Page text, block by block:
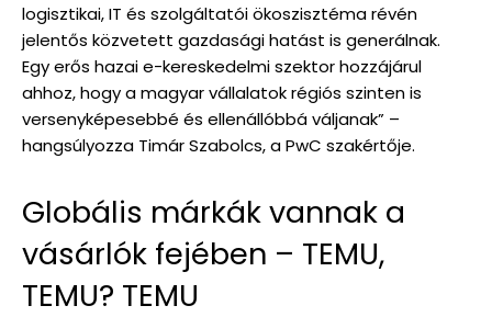
logisztikai, IT és szolgáltatói ökoszisztéma révén
jelentős közvetett gazdasági hatást is generálnak.
Egy erős hazai e-kereskedelmi szektor hozzájárul
ahhoz, hogy a magyar vállalatok régiós szinten is
versenyképesebbé és ellenállóbbá váljanak” –
hangsúlyozza Timár Szabolcs, a PwC szakértője.
Globális márkák vannak a
vásárlók fejében – TEMU,
TEMU? TEMU